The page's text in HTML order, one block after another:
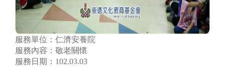
服務單位：仁濟安養院
服務內容：敬老關懷
服務日期：102.03.03